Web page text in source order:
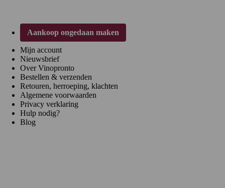
Aankoop ongedaan maken
Mijn account
Nieuwsbrief
Over Vinopronto
Bestellen & verzenden
Retouren, herroeping, klachten
Algemene voorwaarden
Privacy verklaring
Hulp nodig?
Blog